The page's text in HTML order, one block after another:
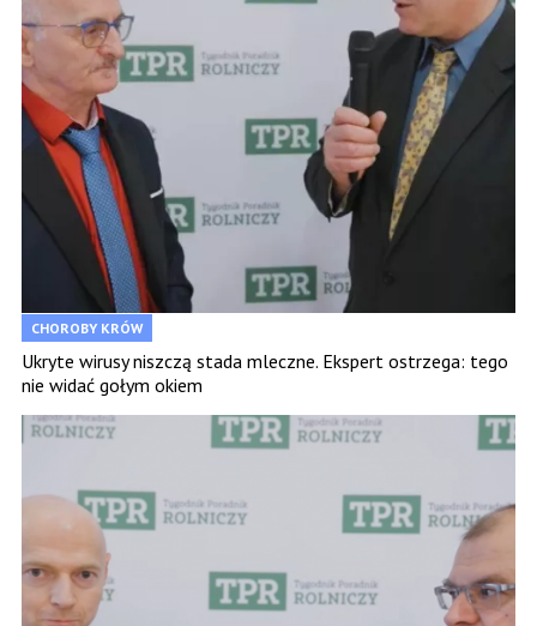
CHOROBY KRÓW
Ukryte wirusy niszczą stada mleczne. Ekspert ostrzega: tego
nie widać gołym okiem